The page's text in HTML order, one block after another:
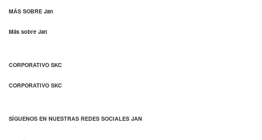
MÁS SOBRE Jan
Más sobre Jan
CORPORATIVO SKC
CORPORATIVO SKC
SÍGUENOS EN NUESTRAS REDES SOCIALES JAN